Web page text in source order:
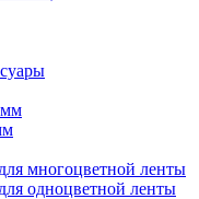
мм
многоцветной ленты
одноцветной ленты